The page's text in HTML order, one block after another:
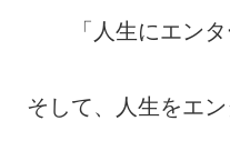
「人生にエン
そして、人生をエ